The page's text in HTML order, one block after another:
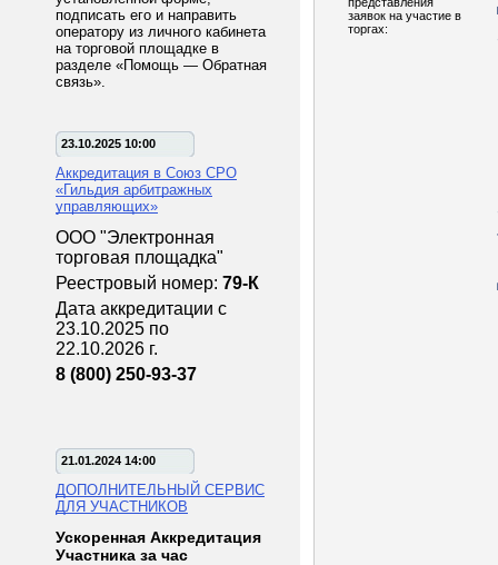
подписать его и направить
оператору из личного кабинета
на торговой площадке в
разделе «Помощь — Обратная
связь».
23.10.2025 10:00
Аккредитация в Союз СРО
«Гильдия арбитражных
управляющих»
ООО "Электронная
торговая площадка"
Реестровый номер: 79-К
Дата аккредитации с
23.10.2025 по
22.10.2026 г.
8 (800) 250-93-37
21.01.2024 14:00
ДОПОЛНИТЕЛЬНЫЙ СЕРВИС
ДЛЯ УЧАСТНИКОВ
Ускоренная Аккредитация
Участника за час
заявок на участие в
торгах: